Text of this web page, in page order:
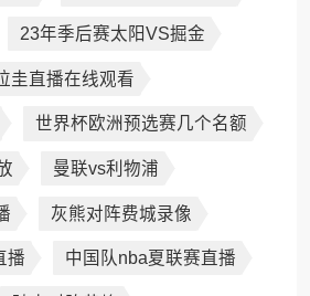
23年季后赛太阳VS掘金
圭直播在线观看
世界杯欧洲预选赛几个名额
曼联vs利物浦
灰熊对阵费城录像
播 中国队nba夏联赛直播